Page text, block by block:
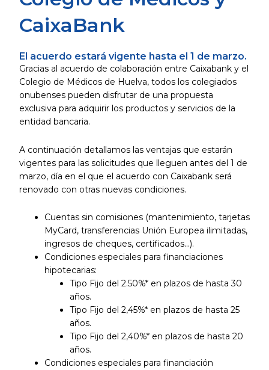
CaixaBank
El acuerdo estará vigente hasta el 1 de marzo.
Gracias al acuerdo de colaboración entre Caixabank y el
Colegio de Médicos de Huelva, todos los colegiados
onubenses pueden disfrutar de una propuesta
exclusiva para adquirir los productos y servicios de la
entidad bancaria.
A continuación detallamos las ventajas que estarán
vigentes para las solicitudes que lleguen antes del 1 de
marzo, día en el que el acuerdo con Caixabank será
renovado con otras nuevas condiciones.
Cuentas sin comisiones (mantenimiento, tarjetas
MyCard, transferencias Unión Europea ilimitadas,
ingresos de cheques, certificados…).
Condiciones especiales para financiaciones
hipotecarias:
Tipo Fijo del 2.50%* en plazos de hasta 30
años.
Tipo Fijo del 2,45%* en plazos de hasta 25
años.
Tipo Fijo del 2,40%* en plazos de hasta 20
años.
Condiciones especiales para financiación